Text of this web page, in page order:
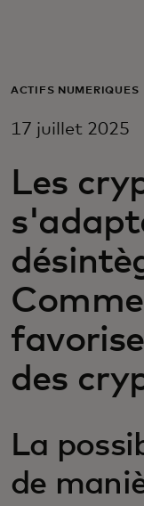
Pour les
Pour les
Actualités
ACTIFS NUMÉRIQUES
17 juillet 2025
Les
des
La
de